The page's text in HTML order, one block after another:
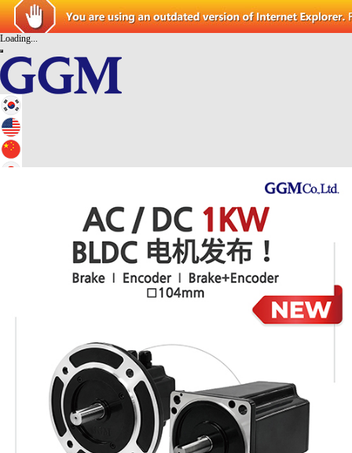
Loading...
使命/核心价值
认证书及专利
GEARHEAD
CONTROLLER
PLANETARY GEARED
SHADED POLE INDUCTION MOTOR
MICRO BRUSH MOTOR
MICRO BLDC
OPTION
Gearhead+Motor
GGM代理店